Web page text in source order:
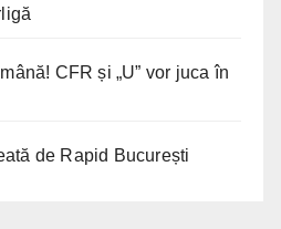
CFR și „U” vor juca în
de Rapid București